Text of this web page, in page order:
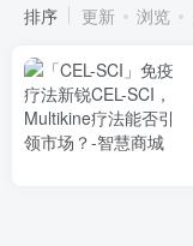
排序 更新 浏览